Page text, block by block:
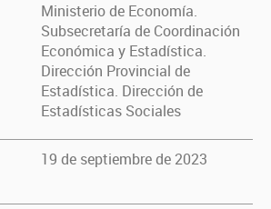
Ministerio de Economía.
Subsecretaría de Coordinación
Económica y Estadística.
Dirección Provincial de
Estadística. Dirección de
Estadísticas Sociales
19 de septiembre de 2023